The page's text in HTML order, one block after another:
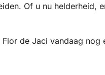
Of u nu
de Jaci vandaag